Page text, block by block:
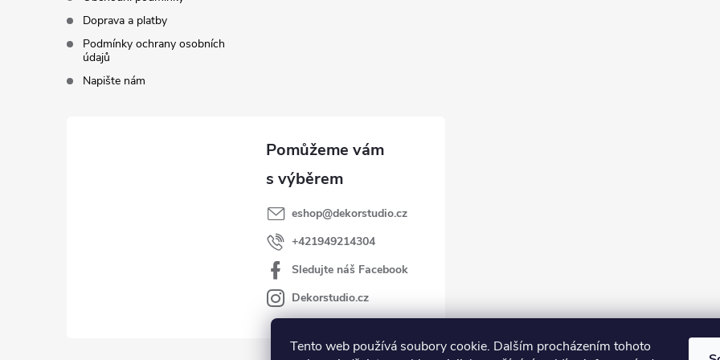
Tento web používá soubory cookie. Dalším procházením tohoto
Doprava a platby
Podmínky ochrany osobních
údajů
Napište nám
eshop@dekorstudio.cz
+421949214304
Sledujte náš Facebook
Dekorstudio.cz